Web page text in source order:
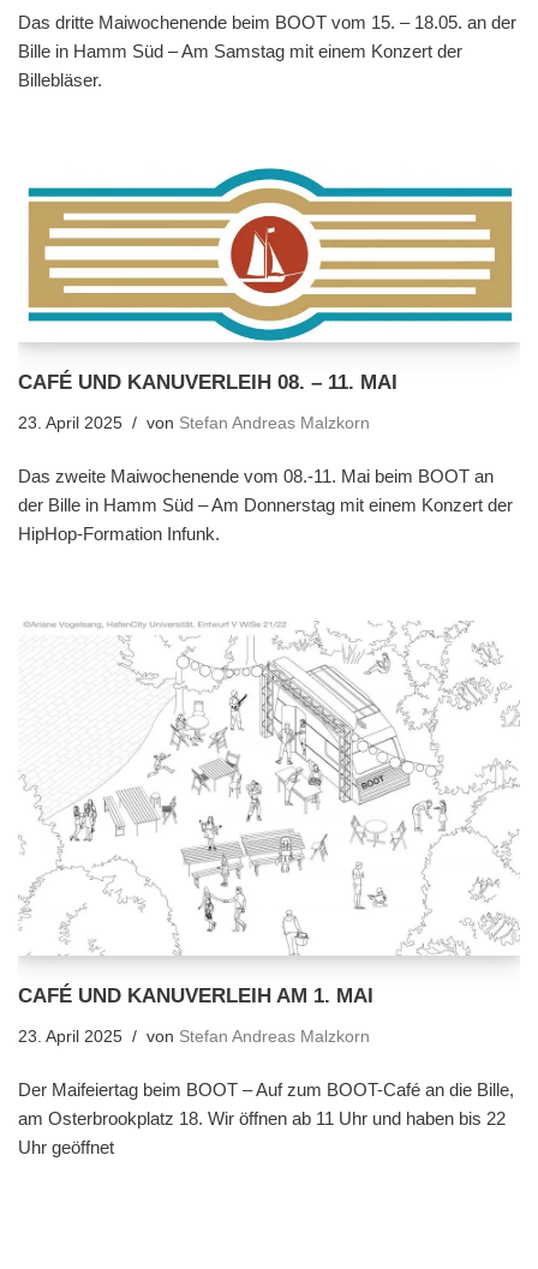
Das dritte Maiwochenende beim BOOT vom 15. – 18.05. an der
Bille in Hamm Süd – Am Samstag mit einem Konzert der
Billebläser.
CAFÉ UND KANUVERLEIH 08. – 11. MAI
23. April 2025 von Stefan Andreas Malzkorn
Das zweite Maiwochenende vom 08.-11. Mai beim BOOT an
der Bille in Hamm Süd – Am Donnerstag mit einem Konzert der
HipHop-Formation Infunk.
CAFÉ UND KANUVERLEIH AM 1. MAI
23. April 2025 von Stefan Andreas Malzkorn
Der Maifeiertag beim BOOT – Auf zum BOOT-Café an die Bille,
am Osterbrookplatz 18. Wir öffnen ab 11 Uhr und haben bis 22
Uhr geöffnet